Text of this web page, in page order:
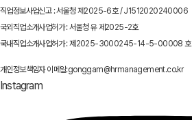
직업정보사업신고 : 서울청 제2025-6호 / J1512020240006
국외직업소개사업허가 : 서울청 유 제2025-2호
국내직업소개사업허가 : 제2025-3000245-14-5-00008 호
개인정보책임자 이메일:gonggam@hrmanagement.co.kr
Instagram